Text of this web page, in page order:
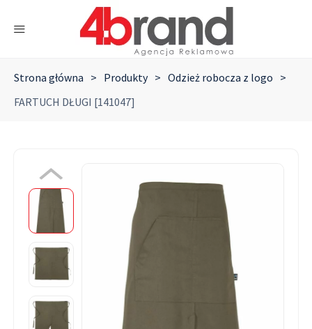
Strona główna > Produkty > Odzież robocza z logo >
FARTUCH DŁUGI [141047]